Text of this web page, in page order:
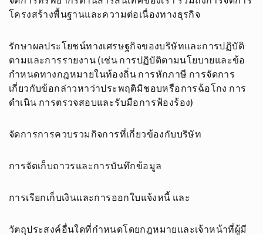
โครงสร้างพื้นฐานและความต่อเนื่องทางธุรกิจ
รักษาผลประโยชน์ทางเศรษฐกิจของบริษัทและการปฏิบัติ
ตามและการรายงาน (เช่น การปฏิบัติตามนโยบายและข้อ
กำหนดทางกฎหมายในท้องถิ่น การหักภาษี การจัดการ
เกี่ยวกับข้อกล่าวหาว่าประพฤติมิชอบหรือการฉ้อโกง การ
ดำเนิน การตรวจสอบและรับมือการฟ้องร้อง)
จัดการการควบรวมกิจการที่เกี่ยวข้องกับบริษัท
การจัดเก็บถาวรและการบันทึกข้อมูล
การเรียกเก็บเงินและการออกใบแจ้งหนี้ และ
วัตถุประสงค์อื่นใดที่กำหนดโดยกฎหมายและเจ้าหน้าที่ผู้มี